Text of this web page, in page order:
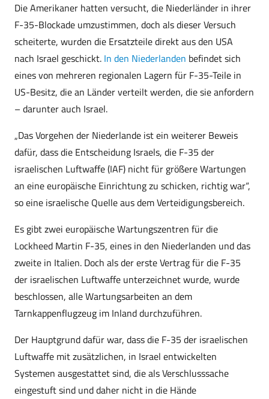
Die Amerikaner hatten versucht, die Niederländer in ihrer
F-35-Blockade umzustimmen, doch als dieser Versuch
scheiterte, wurden die Ersatzteile direkt aus den USA
nach Israel geschickt. In den Niederlanden befindet sich
eines von mehreren regionalen Lagern für F-35-Teile in
US-Besitz, die an Länder verteilt werden, die sie anfordern
– darunter auch Israel.
„Das Vorgehen der Niederlande ist ein weiterer Beweis
dafür, dass die Entscheidung Israels, die F-35 der
israelischen Luftwaffe (IAF) nicht für größere Wartungen
an eine europäische Einrichtung zu schicken, richtig war“,
so eine israelische Quelle aus dem Verteidigungsbereich.
Es gibt zwei europäische Wartungszentren für die
Lockheed Martin F-35, eines in den Niederlanden und das
zweite in Italien. Doch als der erste Vertrag für die F-35
der israelischen Luftwaffe unterzeichnet wurde, wurde
beschlossen, alle Wartungsarbeiten an dem
Tarnkappenflugzeug im Inland durchzuführen.
Der Hauptgrund dafür war, dass die F-35 der israelischen
Luftwaffe mit zusätzlichen, in Israel entwickelten
Systemen ausgestattet sind, die als Verschlusssache
eingestuft sind und daher nicht in die Hände